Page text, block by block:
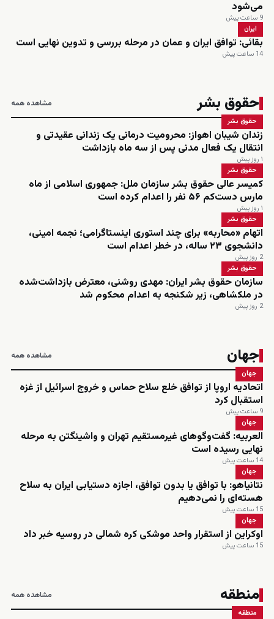
می‌شود
9 ساعت پیش
ایران
بقائی: توافق ایران و عمان در مرحله بررسی و تدوین نهایی است
14 ساعت پیش
حقوق بشر مشاهده همه
حقوق بشر
زندان شیبان اهواز: محرومیت درمانی یک زندانی عقیدتی و
انتقال یک فعال مدنی پس از سه ماه بازداشت
۱ روز پیش
حقوق بشر
کمیسر عالی حقوق بشر سازمان ملل: جمهوری اسلامی از ماه
مارس دست‌کم ۵۶ نفر را اعدام کرده است
۱ روز پیش
حقوق بشر
اتهام «محاربه» برای چند استوری اینستاگرامی؛ نجمه امینی،
دانشجوی ۲۳ ساله، در خطر اعدام است
2 روز پیش
حقوق بشر
سازمان حقوق بشر ایران: مهدی روشنی، معترض بازداشت‌شده
در ملکشاهی، زیر شکنجه به اعدام محکوم شد
2 روز پیش
جهان مشاهده همه
جهان
اتحادیه اروپا از توافق خلع سلاح حماس و خروج اسرائیل از غزه
استقبال کرد
9 ساعت پیش
جهان
العربیه: گفت‌وگوهای غیرمستقیم تهران و واشینگتن به مرحله
نهایی رسیده است
14 ساعت پیش
جهان
نتانیاهو: با توافق یا بدون توافق، اجازه دستیابی ایران به سلاح
هسته‌ای را نمی‌دهیم
15 ساعت پیش
جهان
اوکراین از استقرار واحد موشکی کره شمالی در روسیه خبر داد
15 ساعت پیش
منطقه مشاهده همه
منطقه